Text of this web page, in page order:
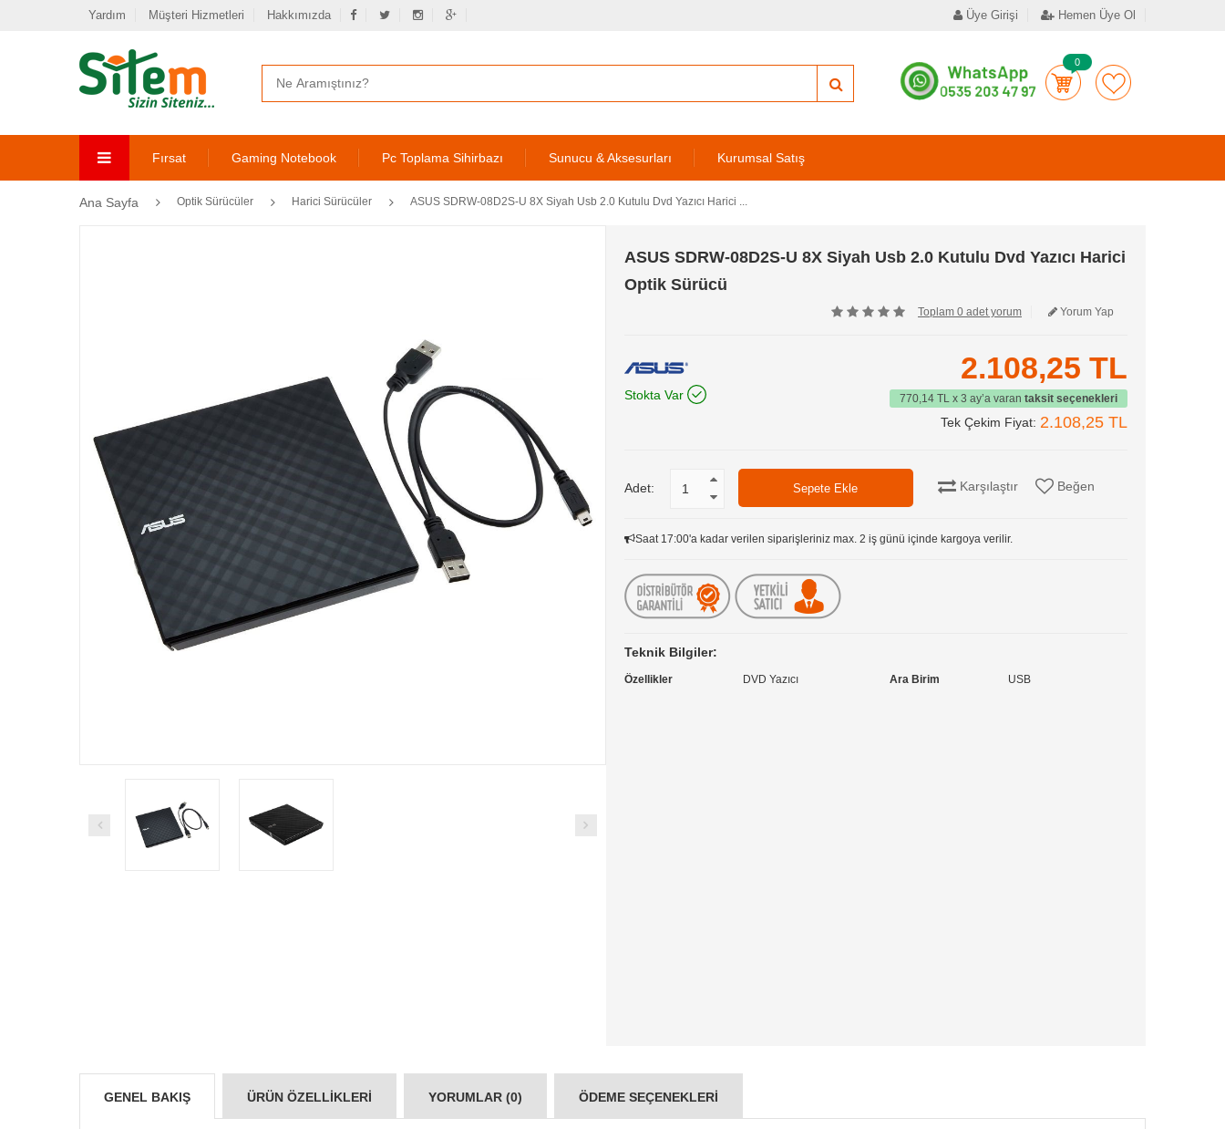
Yardım Müşteri Hizmetleri Hakkımızda Üye Girişi Hemen Üye Ol
0
Fırsat Gaming Notebook Pc Toplama Sihirbazı Sunucu & Aksesurları Kurumsal Satış
Ana Sayfa Optik Sürücüler Harici Sürücüler ASUS SDRW-08D2S-U 8X Siyah Usb 2.0 Kutulu Dvd Yazıcı Harici ...
ASUS SDRW-08D2S-U 8X Siyah Usb 2.0 Kutulu Dvd Yazıcı Harici
Optik Sürücü
Toplam 0 adet yorum Yorum Yap
Stokta Var
2.108,25 TL
770,14 TL x 3 ay’a varan taksit seçenekleri
Tek Çekim Fiyat: 2.108,25 TL
Adet: Karşılaştır Beğen
Saat 17:00'a kadar verilen siparişleriniz max. 2 iş günü içinde kargoya verilir.
Teknik Bilgiler:
Özellikler DVD Yazıcı Ara Birim USB
GENEL BAKIŞ ÜRÜN ÖZELLIKLERI YORUMLAR (0) ÖDEME SEÇENEKLERI